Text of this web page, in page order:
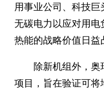
用事业公司、科技
无碳电力以应对用
热能的战略价值日益
除新机组外，奥
项目，旨在验证可